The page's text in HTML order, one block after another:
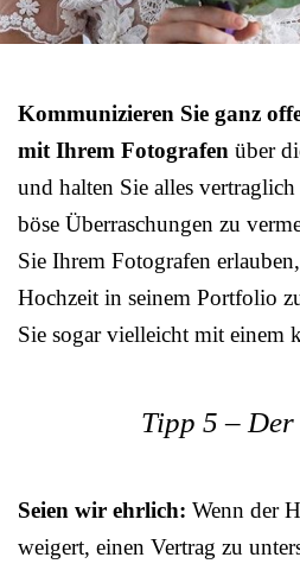
Kommunizieren Sie ganz
mit Ihrem Fotografen über
und halten Sie alles
böse Überraschungen zu
Sie Ihrem Fotografen
Hochzeit in seinem Portfolio
Sie sogar vielleicht mit einem
Tipp 5 –
Seien wir ehrlich: Wenn der
weigert, einen Vertrag zu